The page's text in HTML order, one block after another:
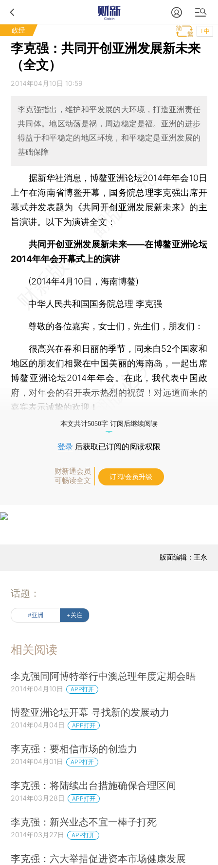
政经 T中
李克强：共同开创亚洲发展新未来
（全文）
2014年04月10日 10:59
李克强指出，维护和平发展的大环境，打造亚洲责任
共同体。地区动荡是祸，周边稳定是福。亚洲的进步
得益于和平稳定的地区环境，和平稳定是亚洲发展的
基础保障
据新华社消息，博鳌亚洲论坛2014年年会10日
上午在海南省博鳌开幕，国务院总理李克强出席开
幕式并发表题为《共同开创亚洲发展新未来》的主
旨演讲。以下为演讲全文：
共同开创亚洲发展新未来——在博鳌亚洲论坛
2014年年会开幕式上的演讲
(2014年4月10日，海南博鳌)
中华人民共和国国务院总理 李克强
尊敬的各位嘉宾，女士们，先生们，朋友们：
很高兴在春和日丽的季节，同来自52个国家和
地区的朋友们相聚在中国美丽的海南岛，一起出席
博鳌亚洲论坛2014年年会。在此，我代表中国政
府，对年会的召开表示热烈的祝贺！对远道而来的
嘉宾表示诚挚的欢迎！
本文共计5050字 订阅后继续阅读
登录 后获取已订阅的阅读权限
财新通会员
可畅读全文
订阅/会员升级
版面编辑：王永
话题：
#亚洲 +关注
相关阅读
李克强同阿博特举行中澳总理年度定期会晤
2014年04月10日 APP打开
博鳌亚洲论坛开幕 寻找新的发展动力
2014年04月04日 APP打开
李克强：要相信市场的创造力
2014年04月01日 APP打开
李克强：将陆续出台措施确保合理区间
2014年03月28日 APP打开
李克强：新兴业态不宜一棒子打死
2014年03月27日 APP打开
李克强：六大举措促进资本市场健康发展